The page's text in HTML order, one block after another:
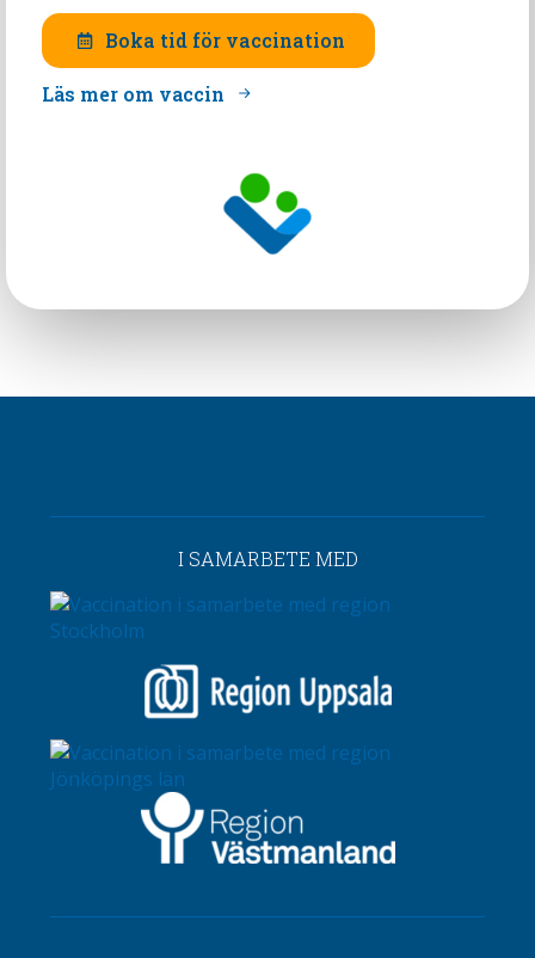
Boka tid för vaccination
Läs mer om vaccin
I SAMARBETE MED